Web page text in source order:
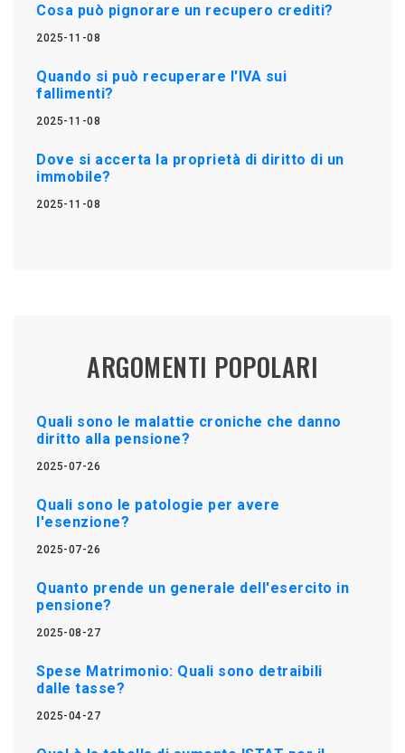
Cosa può pignorare un recupero crediti?
2025-11-08
Quando si può recuperare l'IVA sui
fallimenti?
2025-11-08
Dove si accerta la proprietà di diritto di un
immobile?
2025-11-08
ARGOMENTI POPOLARI
Quali sono le malattie croniche che danno
diritto alla pensione?
2025-07-26
Quali sono le patologie per avere
l'esenzione?
2025-07-26
Quanto prende un generale dell'esercito in
pensione?
2025-08-27
Spese Matrimonio: Quali sono detraibili
dalle tasse?
2025-04-27